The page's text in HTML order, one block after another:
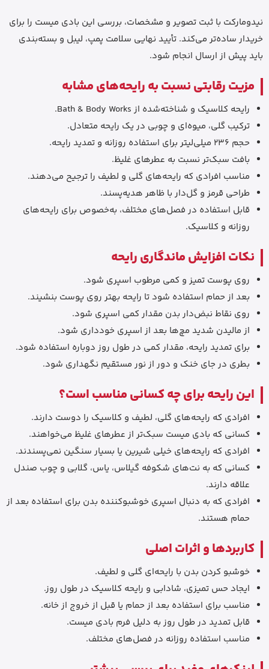
نیدومارکت با ثبت تصویر و مشخصات، بررسی این بادی میست را برای
خریدار ساده‌تر می‌کند. تأیید نهایی سلامت پمپ، لیبل و بسته‌بندی
باید پیش از ارسال انجام شود.
مزیت رقابتی نسبت به رایحه‌های مشابه
رایحه کلاسیک و شناخته‌شده از Bath & Body Works.
ترکیب گلی، میوه‌ای و چوبی در یک رایحه متعادل.
حجم 236 میلی‌لیتر برای استفاده روزانه و تمدید رایحه.
بافت سبک‌تر نسبت به عطرهای غلیظ.
مناسب افرادی که رایحه‌های گلی و لطیف را ترجیح می‌دهند.
طراحی قرمز و گل‌دار با ظاهر هدیه‌پسند.
قابل استفاده در فصل‌های مختلف، به‌خصوص برای رایحه‌های
روزانه و کلاسیک.
نکات افزایش ماندگاری رایحه
روی پوست تمیز و کمی مرطوب اسپری شود.
بعد از حمام استفاده شود تا رایحه بهتر روی پوست بنشیند.
روی نقاط نبض‌دار بدن مقدار کمی اسپری شود.
از مالیدن شدید مچ‌ها بعد از اسپری خودداری شود.
برای تمدید رایحه، مقدار کمی در طول روز دوباره استفاده شود.
بطری در جای خنک و دور از نور مستقیم نگهداری شود.
این رایحه برای چه کسانی مناسب است؟
افرادی که رایحه‌های گلی، لطیف و کلاسیک را دوست دارند.
کسانی که بادی میست سبک‌تر از عطرهای غلیظ می‌خواهند.
افرادی که رایحه‌های خیلی شیرین یا بسیار سنگین نمی‌پسندند.
کسانی که به نت‌های شکوفه گیلاس، یاس، گلابی و چوب صندل
علاقه دارند.
افرادی که به دنبال اسپری خوشبوکننده بدن برای استفاده بعد از
حمام هستند.
کاربردها و اثرات اصلی
خوشبو کردن بدن با رایحه‌ای گلی و لطیف.
ایجاد حس تمیزی، شادابی و رایحه کلاسیک در طول روز.
مناسب برای استفاده بعد از حمام یا قبل از خروج از خانه.
قابل تمدید در طول روز به دلیل فرم بادی میست.
مناسب استفاده روزانه در فصل‌های مختلف.